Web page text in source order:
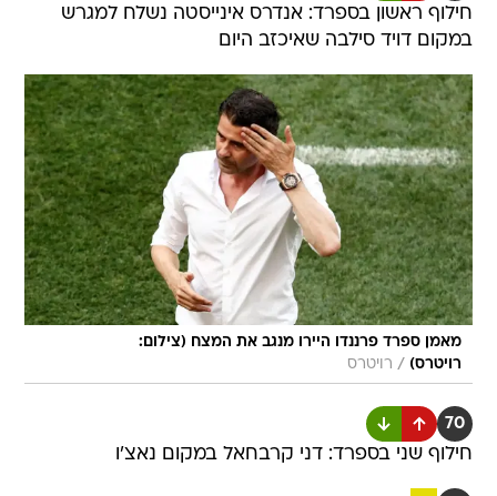
חילוף ראשון בספרד: אנדרס אינייסטה נשלח למגרש
במקום דויד סילבה שאיכזב היום
מאמן ספרד פרננדו היירו מנגב את המצח (צילום:
רויטרס) / רויטרס
70
חילוף שני בספרד: דני קרבחאל במקום נאצ'ו